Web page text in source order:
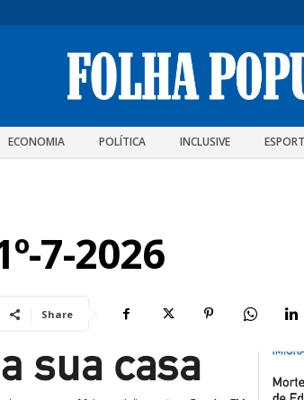
ECONOMIA POLÍTICA INCLUSIVE
7-2026
Share